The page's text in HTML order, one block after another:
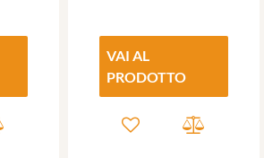
VAI AL
PRODOTTO